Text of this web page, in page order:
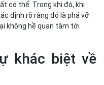
có thể. Trong khi đó, khi
định rõ ràng đó là phá vỡ
không hề quan tâm tới
khác biệt về